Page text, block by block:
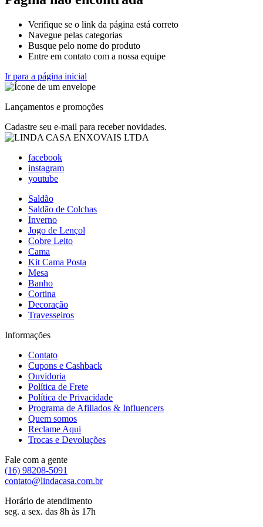
Verifique se o link da página está correto
Navegue pelas categorias
Busque pelo nome do produto
Entre em contato com a nossa equipe
Ir para a página inicial
Lançamentos e promoções
Cadastre seu e-mail para receber novidades.
facebook
instagram
youtube
Saldão
Saldão de Colchas
Inverno
Jogo de Lençol
Cobre Leito
Cama
Kit Cama Posta
Mesa
Banho
Cortina
Decoração
Travesseiros
Informações
Contato
Cupons e Cashback
Ouvidoria
Política de Frete
Política de Privacidade
Programa de Afiliados & Influencers
Quem somos
Reclame Aqui
Trocas e Devoluções
Fale com a gente
(16) 98208-5091
contato@lindacasa.com.br
Horário de atendimento
seg. a sex. das 8h às 17h